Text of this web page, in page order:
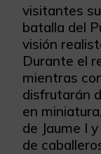
visitantes
batalla del
visión
Durante el
mientras
disfrutarán
en
de Jaume I
de